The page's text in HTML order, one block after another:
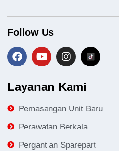
Follow Us
Layanan Kami
Pemasangan Unit Baru
Perawatan Berkala
Pergantian Sparepart